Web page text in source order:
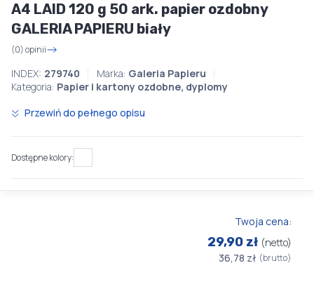
A4 LAID 120 g 50 ark. papier ozdobny
GALERIA PAPIERU biały
(0) opinii
INDEX: 279740 Marka: Galeria Papieru
Kategoria: Papier i kartony ozdobne, dyplomy
Przewiń do pełnego opisu
Dostępne kolory:
Twoja cena:
29,90 zł (netto)
36,78 zł (brutto)